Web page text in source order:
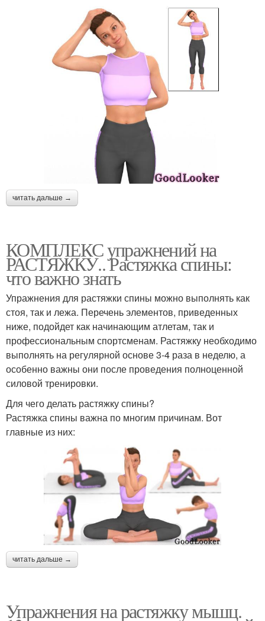
читать дальше →
КОМПЛЕКС упражнений на
РАСТЯЖКУ.. Растяжка спины:
что важно знать
Упражнения для растяжки спины можно выполнять как
стоя, так и лежа. Перечень элементов, приведенных
ниже, подойдет как начинающим атлетам, так и
профессиональным спортсменам. Растяжку необходимо
выполнять на регулярной основе 3-4 раза в неделю, а
особенно важны они после проведения полноценной
силовой тренировки.
Для чего делать растяжку спины?
Растяжка спины важна по многим причинам. Вот
главные из них:
читать дальше →
Упражнения на растяжку мышц.